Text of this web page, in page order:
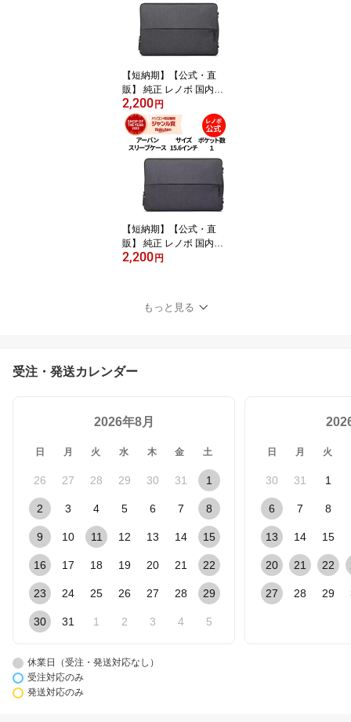
【短納期】【公式・直
販】 純正 レノボ 国内正
規品 レノボ公式 Lenovo
アーバンスリーブケース
14インチ GX40Z50941
ノートパソコン パソコン
パソコンケース 防水 衝
撃吸収 大容量 メンズ レ
ディース 送料無料 1年保
2,200 円
【短納期】【公式・直
販】 純正 レノボ 国内正
規品 レノボ公式 Lenovo
ノートパソコン パソコン
パソコンケース 防水 衝
2,200 円
もっと見る
受注・発送カレンダー
2026年8月
日 月 火 水 木 金 土
26 27 28 29 30 31 1
2 3 4 5 6 7 8
9 10 11 12 13 14 15
16 17 18 19 20 21 22
23 24 25 26 27 28 29
30 31 1 2 3 4 5
日 月 火
30 31 1
6 7 8
13 14 15
20 21 22
27 28 29
休業日（受注・発送対応なし）
受注対応のみ
発送対応のみ